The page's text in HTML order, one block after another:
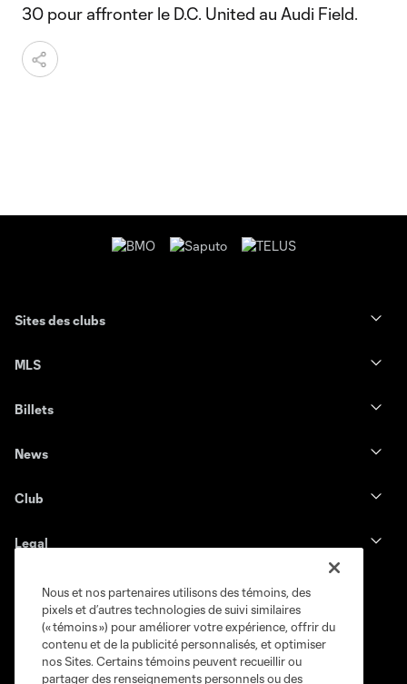
30 pour affronter le D.C. United au Audi Field.
Sites des clubs
MLS
Billets
News
Club
Legal
Nous et nos partenaires utilisons des témoins, des
pixels et d’autres technologies de suivi similaires
(« témoins ») pour améliorer votre expérience, offrir du
contenu et de la publicité personnalisés, et optimiser
nos Sites. Certains témoins peuvent recueillir ou
partager des renseignements personnels ou des